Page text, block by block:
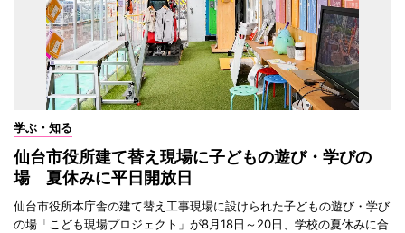
学ぶ・知る
仙台市役所建て替え現場に子どもの遊び・学びの
場 夏休みに平日開放日
仙台市役所本庁舎の建て替え工事現場に設けられた子どもの遊び・学び
の場「こども現場プロジェクト」が8月18日～20日、学校の夏休みに合